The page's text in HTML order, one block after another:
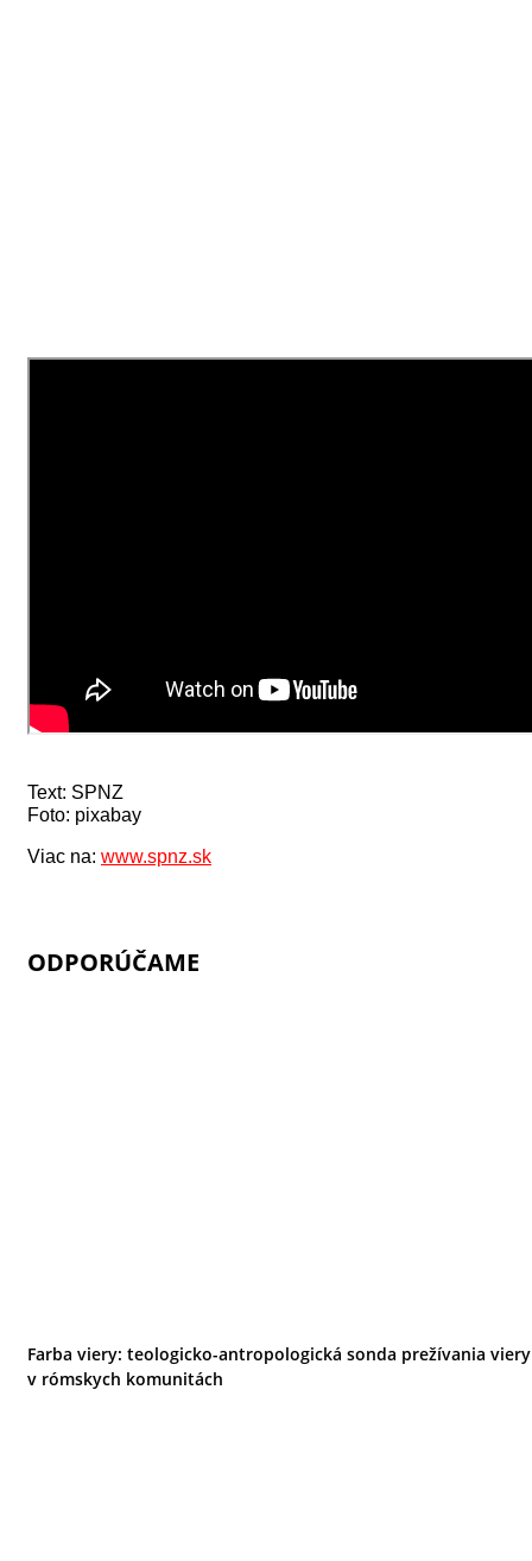
Text: SPNZ
Foto: pixabay
Viac na: www.spnz.sk
ODPORÚČAME
Farba viery: teologicko-antropologická sonda prežívania viery
v rómskych komunitách